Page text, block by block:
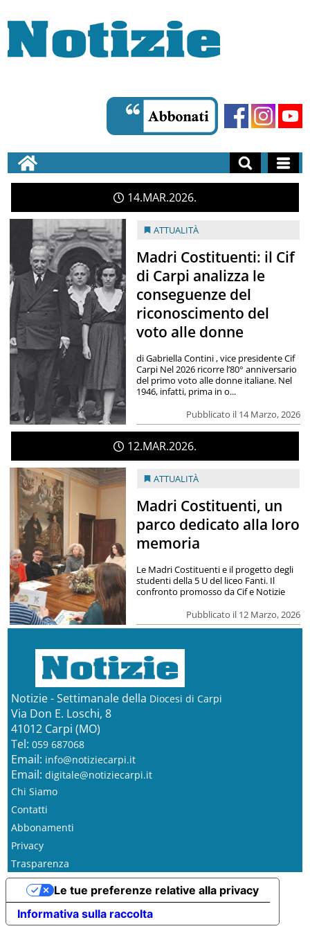
14 MAR2026
ATTUALITÀ
Madri Costituenti: il Cif
di Carpi analizza le
conseguenze del
riconoscimento del
voto alle donne
Pubblicato il 14 Marzo, 2026
di Gabriella Contini , vice presidente Cif
Carpi Nel 2026 ricorre l’80° anniversario
del primo voto alle donne italiane. Nel
1946, infatti, prima in o...
12 MAR2026
ATTUALITÀ
Madri Costituenti, un
parco dedicato alla loro
memoria
Pubblicato il 12 Marzo, 2026
Le Madri Costituenti e il progetto degli
studenti della 5 U del liceo Fanti. Il
confronto promosso da Cif e Notizie
Notizie - Settimanale della Diocesi di Carpi
Via Don E. Loschi, 8
41012 Carpi (MO)
Tel: 059 687068
Email: info@notiziecarpi.it
Email: digitale@notiziecarpi.it
Chi Siamo
Contatti
Abbonamenti
Privacy
Trasparenza
Informativa sulla raccolta
Le tue preferenze relative alla privacy